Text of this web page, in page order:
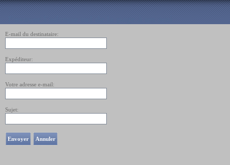
E-mail du destinataire:
Expéditeur:
Votre adresse e-mail:
Sujet:
Envoyer Annuler